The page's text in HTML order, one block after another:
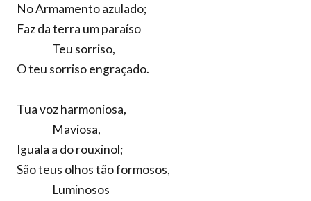
No Armamento azulado;
Faz da terra um paraíso
Teu sorriso,
O teu sorriso engraçado.
Tua voz harmoniosa,
Maviosa,
Iguala a do rouxinol;
São teus olhos tão formosos,
Luminosos